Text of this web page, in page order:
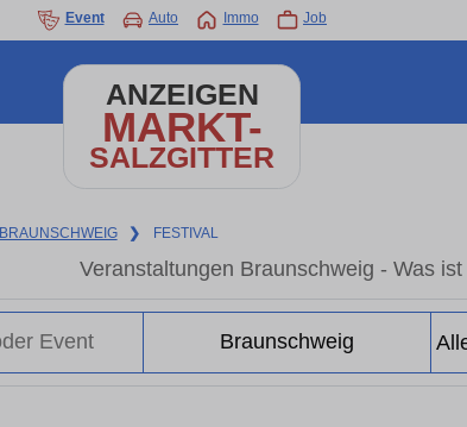
Event Auto Immo Job
ANZEIGEN
MARKT-
SALZGITTER
BRAUNSCHWEIG ❯ FESTIVAL
Veranstaltungen Braunschweig - Was